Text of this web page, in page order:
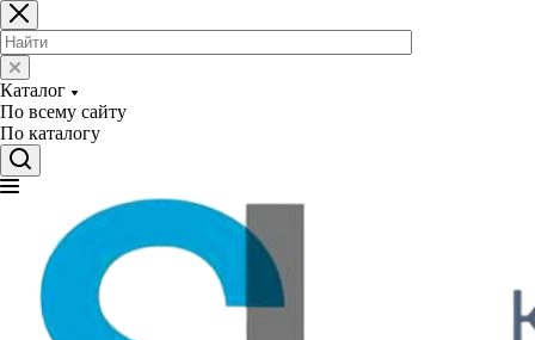
Каталог
По всему сайту
По каталогу